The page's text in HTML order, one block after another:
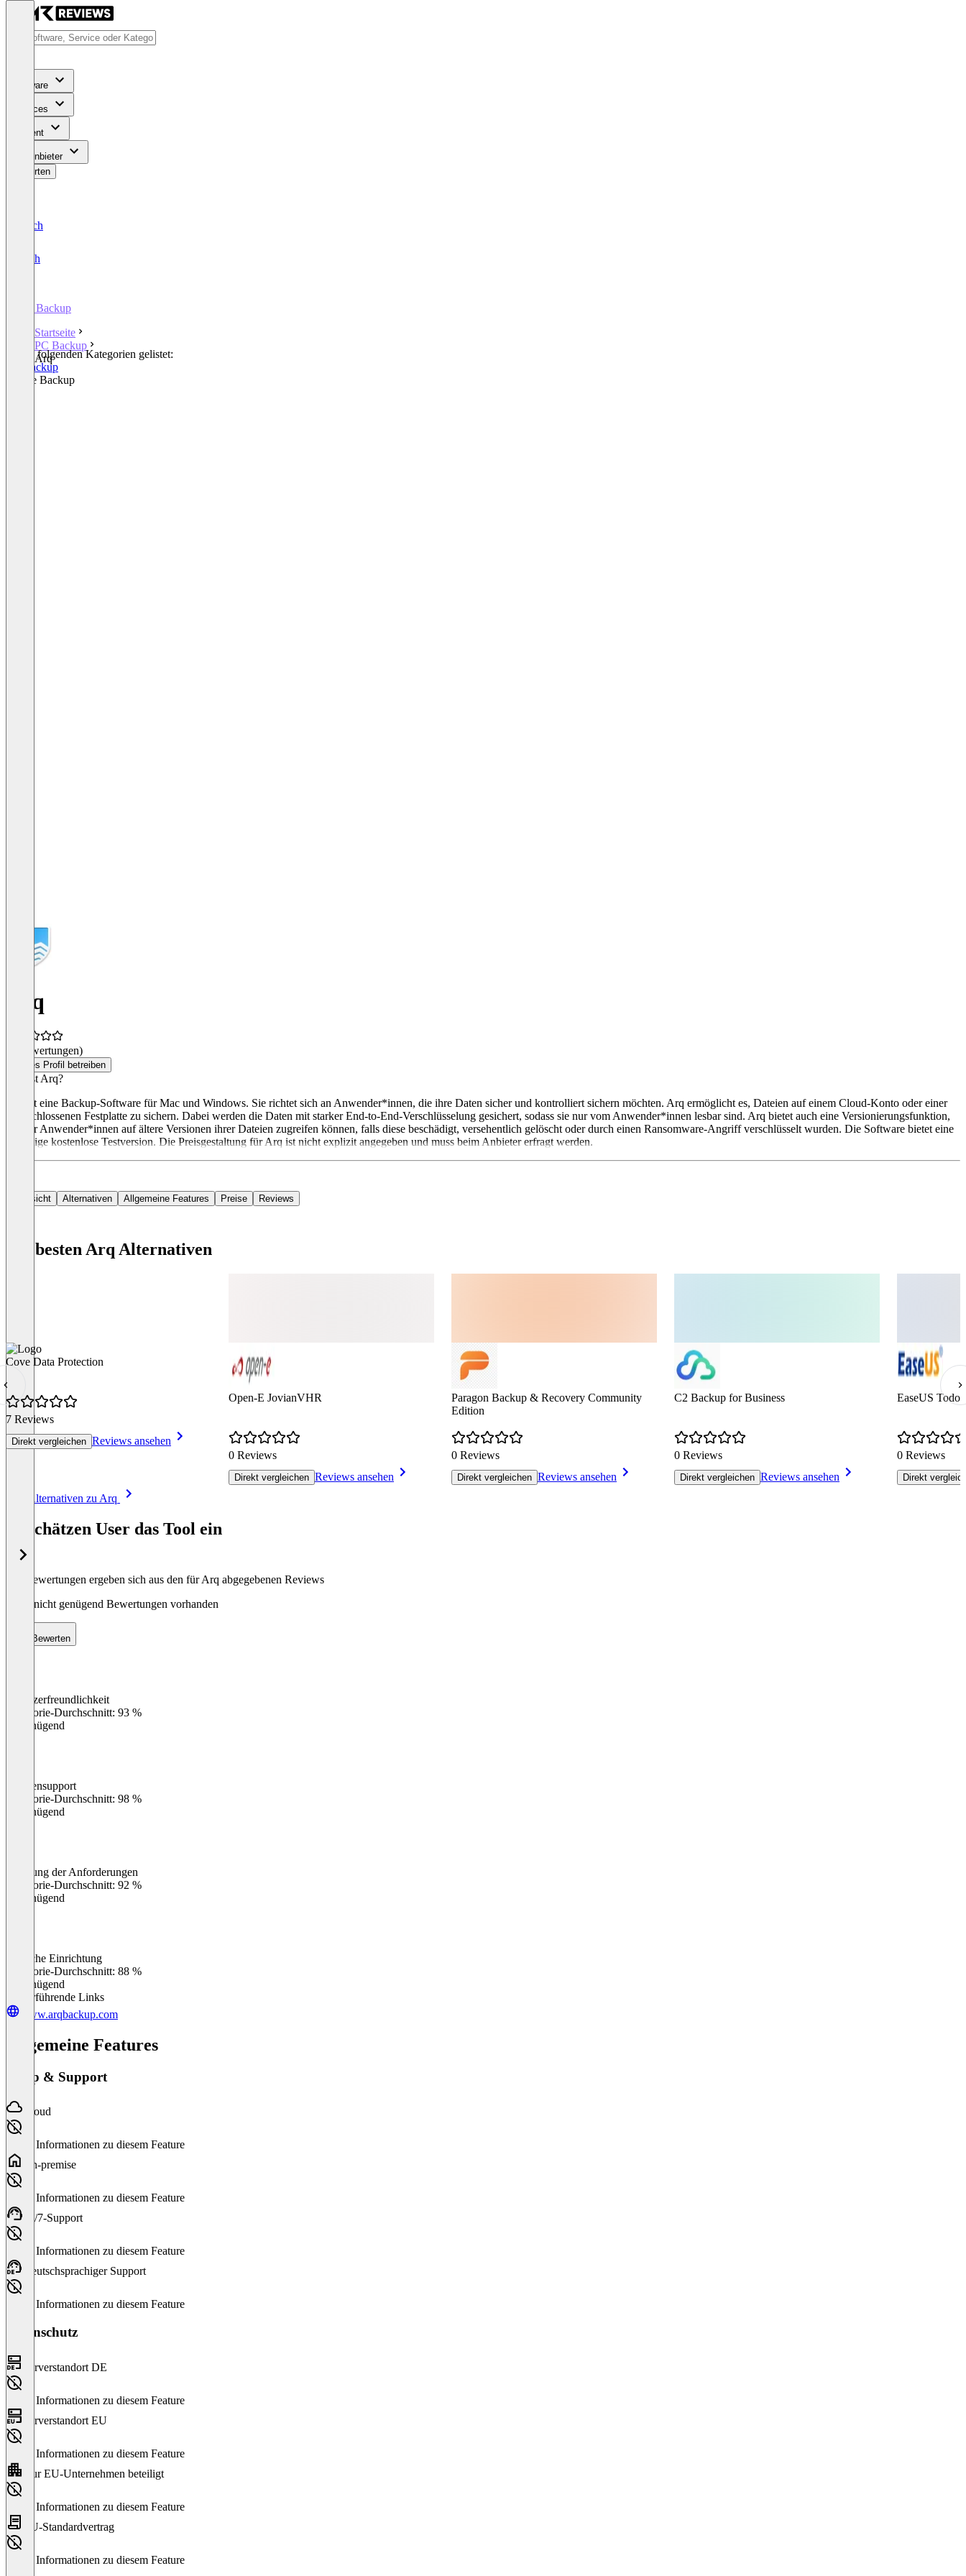
Software
Services
Content
Für Anbieter
Bewerten
Deutsch
English
PC Backup
Startseite
PC Backup
Arq
In den folgenden Kategorien gelistet:
PC Backup
Online Backup
Arq
(0 Bewertungen)
Dieses Profil betreiben
Was ist Arq?
Arq ist eine Backup-Software für Mac und Windows. Sie richtet sich an Anwender*innen, die ihre Daten sicher und kontrolliert sichern möchten. Arq ermöglicht es, Dateien auf einem Cloud-Konto oder einer
angeschlossenen Festplatte zu sichern. Dabei werden die Daten mit starker End-to-End-Verschlüsselung gesichert, sodass sie nur vom Anwender*innen lesbar sind. Arq bietet auch eine Versionierungsfunktion,
mit der Anwender*innen auf ältere Versionen ihrer Dateien zugreifen können, falls diese beschädigt, versehentlich gelöscht oder durch einen Ransomware-Angriff verschlüsselt wurden. Die Software bietet eine
30-tägige kostenlose Testversion. Die Preisgestaltung für Arq ist nicht explizit angegeben und muss beim Anbieter erfragt werden.
Übersicht Alternativen Allgemeine Features Preise Reviews
Die besten Arq Alternativen
Cove Data Protection
7 Reviews
Direkt vergleichen Reviews ansehen
Open-E JovianVHR
0 Reviews
Direkt vergleichen Reviews ansehen
Paragon Backup & Recovery Community
Edition
0 Reviews
Direkt vergleichen Reviews ansehen
C2 Backup for Business
0 Reviews
Direkt vergleichen Reviews ansehen
EaseUS Todo
0 Reviews
Direkt
Alle Alternativen zu Arq
So schätzen User das Tool ein
Die Bewertungen ergeben sich aus den für Arq abgegebenen Reviews
Noch nicht genügend Bewertungen vorhanden
Bewerten
Benutzerfreundlichkeit
Kategorie-Durchschnitt: 93 %
Ungenügend
Kundensupport
Kategorie-Durchschnitt: 98 %
Ungenügend
Erfüllung der Anforderungen
Kategorie-Durchschnitt: 92 %
Ungenügend
Einfache Einrichtung
Kategorie-Durchschnitt: 88 %
Ungenügend
Weiterführende Links
www.arqbackup.com
Allgemeine Features
Setup & Support
Cloud
Keine Informationen zu diesem Feature
On-premise
Keine Informationen zu diesem Feature
24/7-Support
Keine Informationen zu diesem Feature
Deutschsprachiger Support
Keine Informationen zu diesem Feature
Datenschutz
Serverstandort DE
Keine Informationen zu diesem Feature
Serverstandort EU
Keine Informationen zu diesem Feature
Nur EU-Unternehmen beteiligt
Keine Informationen zu diesem Feature
EU-Standardvertrag
Keine Informationen zu diesem Feature